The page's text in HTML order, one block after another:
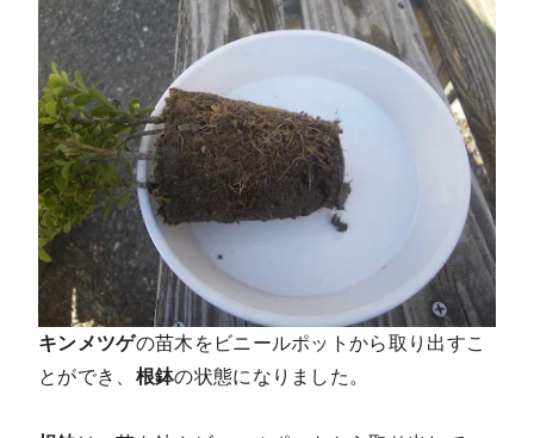
キンメツゲの苗木をビニールポットから取り出すこ
とができ、 根鉢の状態になりました。